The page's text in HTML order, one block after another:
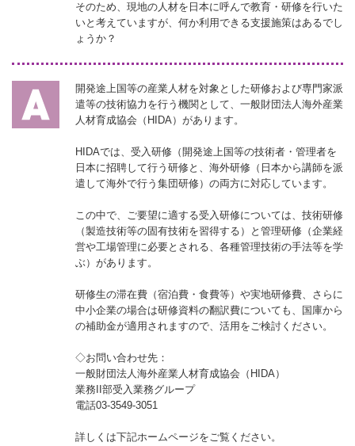
そのため、現地の人材を日本に呼んで教育・研修を行いた
いと考えていますが、何か利用できる支援施策はあるでし
ょうか？
開発途上国等の産業人材を対象とした研修および専門家派
遣等の技術協力を行う機関として、一般財団法人海外産業
人材育成協会（HIDA）があります。
HIDAでは、受入研修（開発途上国等の技術者・管理者を
日本に招聘して行う研修と、海外研修（日本から講師を派
遣して海外で行う集団研修）の両方に対応しています。
この中で、ご要望に適する受入研修については、技術研修
（製造技術等の固有技術を習得する）と管理研修（企業経
営や工場管理に必要とされる、各種管理技術の手法等を学
ぶ）があります。
研修生の滞在費（宿泊費・食費等）や実地研修費、さらに
中小企業の場合は研修資料の翻訳費についても、国庫から
の補助金が適用されますので、活用をご検討ください。
◇お問い合わせ先：
一般財団法人海外産業人材育成協会（HIDA）
業務II部受入業務グループ
電話03-3549-3051
詳しくは下記ホームページをご覧ください。